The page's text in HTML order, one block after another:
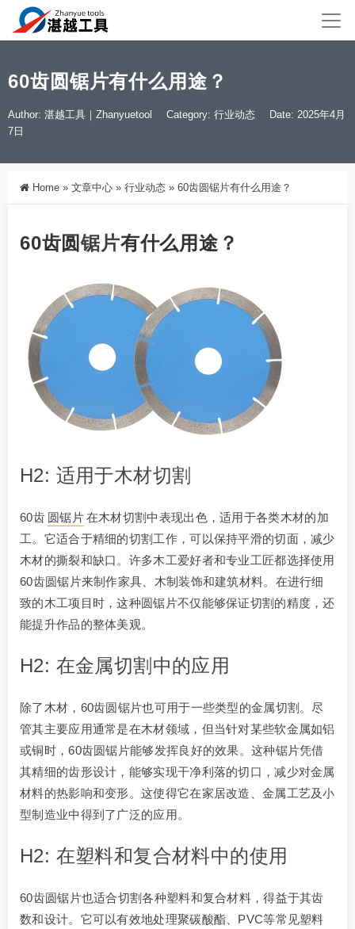
60齿圆锯片有什么用途？
Author: 湛越工具｜Zhanyuetool Category: 行业动态
Date: 2025年4月
7日
Home » 文章中心 » 行业动态 » 60齿圆锯片有什么用途？
60齿圆锯片有什么用途？
H2: 适用于木材切割
60齿 圆锯片在木材切割中表现出色，适用于各类木材的加
工。它适合于精细的切割工作，可以保持平滑的切面，减少
木材的撕裂和缺口。许多木工爱好者和专业工匠都选择使用
60齿圆锯片来制作家具、木制装饰和建筑材料。在进行细
致的木工项目时，这种圆锯片不仅能够保证切割的精度，还
能提升作品的整体美观。
H2: 在金属切割中的应用
除了木材，60齿圆锯片也可用于一些类型的金属切割。尽
管其主要应用通常是在木材领域，但当针对某些软金属如铝
或铜时，60齿圆锯片能够发挥良好的效果。这种锯片凭借
其精细的齿形设计，能够实现干净利落的切口，减少对金属
材料的热影响和变形。这使得它在家居改造、金属工艺及小
型制造业中得到了广泛的应用。
H2: 在塑料和复合材料中的使用
60齿圆锯片也适合切割各种塑料和复合材料，得益于其齿
数和设计。它可以有效地处理聚碳酸酯、PVC等常见塑料